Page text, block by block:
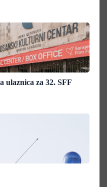
ulaznica za 32. SFF